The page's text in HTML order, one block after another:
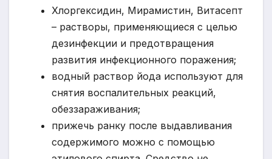
Хлоргексидин, Мирамистин, Витасепт
– растворы, применяющиеся с целью
дезинфекции и предотвращения
развития инфекционного поражения;
водный раствор йода используют для
снятия воспалительных реакций,
обеззараживания;
прижечь ранку после выдавливания
содержимого можно с помощью